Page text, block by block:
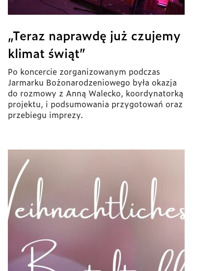
„Teraz naprawdę już czujemy
klimat świąt”
Po koncercie zorganizowanym podczas
Jarmarku Bożonarodzeniowego była okazja
do rozmowy z Anną Walecko, koordynatorką
projektu, i podsumowania przygotowań oraz
przebiegu imprezy.